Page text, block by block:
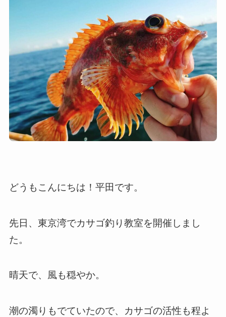
どうもこんにちは！平田です。
先日、東京湾でカサゴ釣り教室を開催しまし
た。
晴天で、風も穏やか。
潮の濁りもでていたので、カサゴの活性も程よ